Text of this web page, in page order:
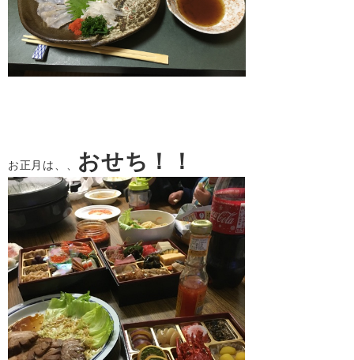
お正月は、、 おせち！！